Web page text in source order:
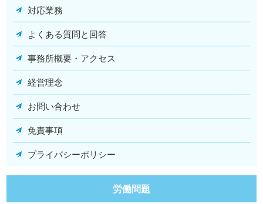
対応業務
よくある質問と回答
事務所概要・アクセス
経営理念
お問い合わせ
免責事項
プライバシーポリシー
労働問題